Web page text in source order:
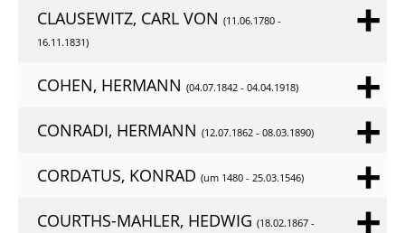
CLAUSEWITZ, CARL VON (11.06.1780 -
16.11.1831)
COHEN, HERMANN (04.07.1842 - 04.04.1918)
CONRADI, HERMANN (12.07.1862 - 08.03.1890)
CORDATUS, KONRAD (um 1480 - 25.03.1546)
COURTHS-MAHLER, HEDWIG (18.02.1867 -